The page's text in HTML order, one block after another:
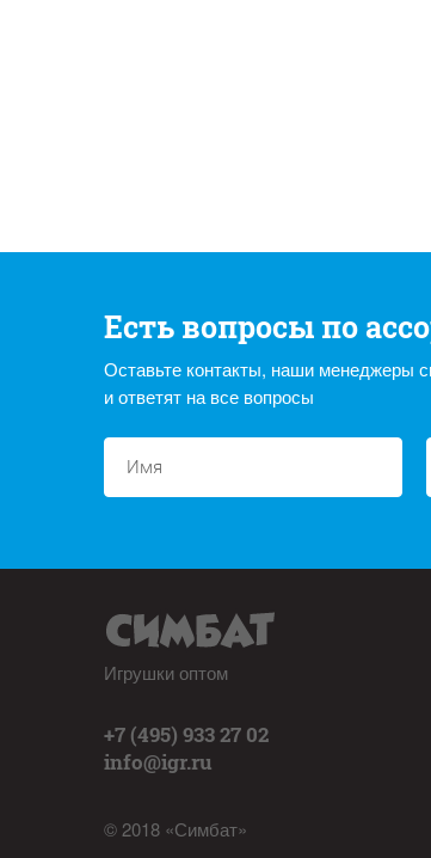
Есть вопросы по
Оставьте контакты, наши менеджеры
и ответят на все вопросы
Игрушки оптом
+7 (495) 933 27 02
info@igr.ru
© 2018 «Симбат»